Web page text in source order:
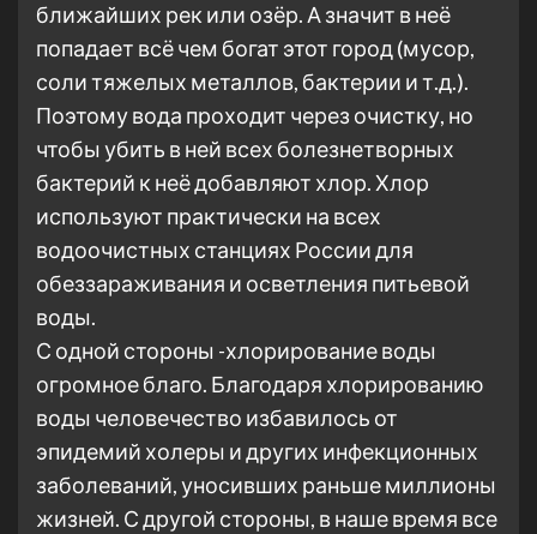
ближайших рек или озёр. А значит в неё
попадает всё чем богат этот город (мусор,
соли тяжелых металлов, бактерии и т.д.).
Поэтому вода проходит через очистку, но
чтобы убить в ней всех болезнетворных
бактерий к неё добавляют хлор. Хлор
используют практически на всех
водоочистных станциях России для
обеззараживания и осветления питьевой
воды.
С одной стороны -хлорирование воды
огромное благо. Благодаря хлорированию
воды человечество избавилось от
эпидемий холеры и других инфекционных
заболеваний, уносивших раньше миллионы
жизней. С другой стороны, в наше время все